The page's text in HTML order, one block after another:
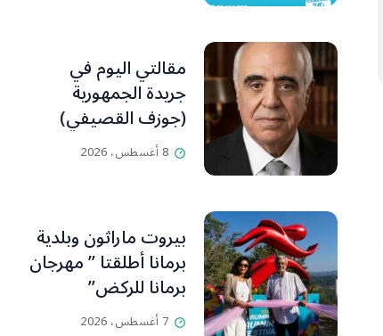
مقالتي اليوم في
جريدة الجمهورية
(جوزف القصيفي)
8 أغسطس، 2026
بيروت ماراثون وبلدية
برمانا أطلقتا ” مهرجان
برمانا للركض”
7 أغسطس، 2026